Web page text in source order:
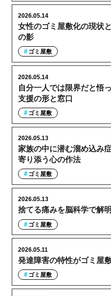
女性のゴミ屋敷化の現状
の影
2026.05.14
ゴミ屋敷
自分一人では限界だと悟
支援の形と窓口
2026.05.14
ゴミ屋敷
家族の中に潜む溜め込み
寄り添う心の作法
2026.05.13
ゴミ屋敷
捨てる痛みを脳科学で解
2026.05.13
ゴミ屋敷
発達障害の特性がゴミ屋
2026.05.11
ゴミ屋敷